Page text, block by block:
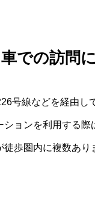
での訪問
号線などを経由し
ョンを利用する
徒歩圏内に複数あ